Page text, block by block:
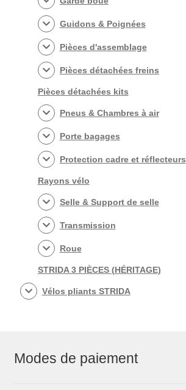
Guidons & Poignées
Pièces d'assemblage
Pièces détachées freins
Pièces détachées kits
Pneus & Chambres à air
Porte bagages
Protection cadre et réflecteurs
Rayons vélo
Selle & Support de selle
Transmission
Roue
STRIDA 3 PIÈCES (HÉRITAGE)
Vélos pliants STRIDA
Modes de paiement